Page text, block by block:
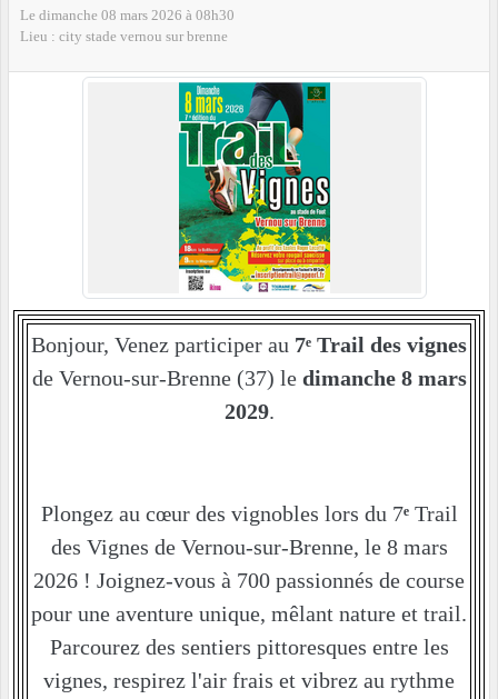
Le dimanche 08 mars 2026 à 08h30
Lieu : city stade vernou sur brenne
Bonjour, Venez participer au 7ᵉ Trail des vignes
de Vernou-sur-Brenne (37) le dimanche 8 mars
2029.
Plongez au cœur des vignobles lors du 7ᵉTrail
des Vignes de Vernou-sur-Brenne, le 8 mars
2026 ! Joignez-vous à 700 passionnés de course
pour une aventure unique, mêlant nature et trail.
Parcourez des sentiers pittoresques entre les
vignes, respirez l'air frais et vibrez au rythme